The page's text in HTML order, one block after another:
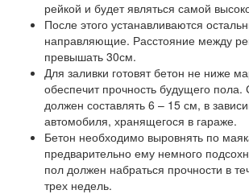
рейкой и будет являться самой
После этого устанавливаются
направляющие. Расстояние между
превышать 30см.
Для заливки готовят бетон не ниже
обеспечит прочность будущего пола.
должен составлять 6 – 15 см, в
автомобиля, хранящегося в гараже.
Бетон необходимо выровнять по
предварительно ему немного
пол должен набраться прочности в
трех недель.